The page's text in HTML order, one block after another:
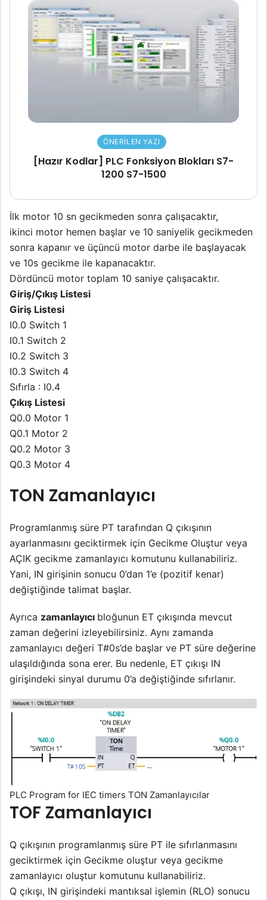
ÖNERILEN YAZI
[Hazır Kodlar] PLC Fonksiyon Blokları S7-
1200 S7-1500
İlk motor 10 sn gecikmeden sonra çalışacaktır,
ikinci motor hemen başlar ve 10 saniyelik gecikmeden
sonra kapanır ve üçüncü motor darbe ile başlayacak
ve 10s gecikme ile kapanacaktır.
Dördüncü motor toplam 10 saniye çalışacaktır.
Giriş/Çıkış Listesi
Giriş Listesi
I0.0 Switch 1
I0.1 Switch 2
I0.2 Switch 3
I0.3 Switch 4
Sıfırla : I0.4
Çıkış Listesi
Q0.0 Motor 1
Q0.1 Motor 2
Q0.2 Motor 3
Q0.3 Motor 4
TON Zamanlayıcı
Programlanmış süre PT tarafından Q çıkışının
ayarlanmasını geciktirmek için Gecikme Oluştur veya
AÇIK gecikme zamanlayıcı komutunu kullanabiliriz.
Yani, IN girişinin sonucu 0’dan 1’e (pozitif kenar)
değiştiğinde talimat başlar.
Ayrıca zamanlayıcı bloğunun ET çıkışında mevcut
zaman değerini izleyebilirsiniz. Aynı zamanda
zamanlayıcı değeri T#0s’de başlar ve PT süre değerine
ulaşıldığında sona erer. Bu nedenle, ET çıkışı IN
girişindeki sinyal durumu 0’a değiştiğinde sıfırlanır.
PLC Program for IEC timers TON Zamanlayıcılar
TOF Zamanlayıcı
Q çıkışının programlanmış süre PT ile sıfırlanmasını
geciktirmek için Gecikme oluştur veya gecikme
zamanlayıcı oluştur komutunu kullanabiliriz.
Q çıkışı, IN girişindeki mantıksal işlemin (RLO) sonucu